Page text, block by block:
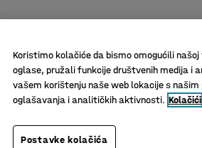
Koristimo kolačiće da bismo omogućili
oglase, pružali funkcije društvenih medija i
vašem korištenju naše web lokacije s
oglašavanja i analitičkih aktivnosti. Kolačići
Postavke kolačića